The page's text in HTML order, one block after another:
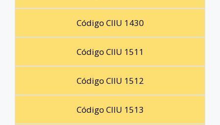
Código CIIU 1430
Código CIIU 1511
Código CIIU 1512
Código CIIU 1513